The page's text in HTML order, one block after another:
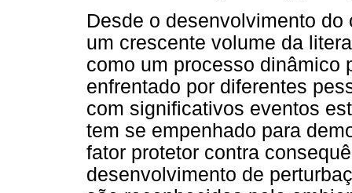
Desde o desenvolvimento
um crescente volume da
como um processo dinâmico
enfrentado por diferentes
com significativos eventos
tem se empenhado para
fator protetor contra
desenvolvimento de